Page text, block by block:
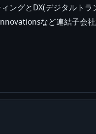
ングとDX(デジタルト
など連結子会